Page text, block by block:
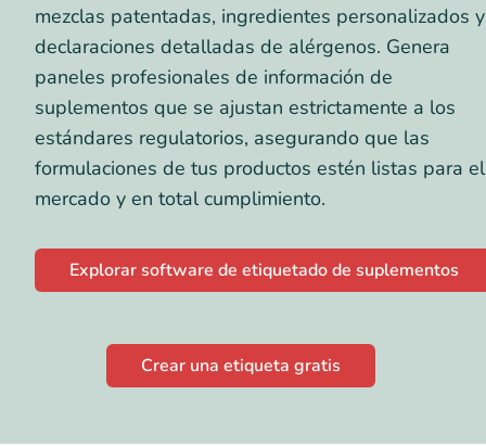
mezclas patentadas, ingredientes personalizados y
declaraciones detalladas de alérgenos. Genera
paneles profesionales de información de
suplementos que se ajustan estrictamente a los
estándares regulatorios, asegurando que las
formulaciones de tus productos estén listas para el
mercado y en total cumplimiento.
Explorar software de etiquetado de suplementos
Crear una etiqueta gratis